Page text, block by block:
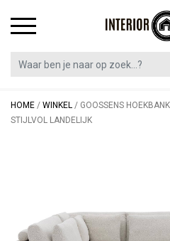
HOME / WINKEL / GOOSSENS
STIJLVOL LANDELIJK